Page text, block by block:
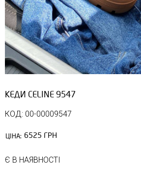
КЕДИ СELINE 9547
КОД: 00-00009547
ЦІНА: 6525 ГРН
Є В НАЯВНОСТІ